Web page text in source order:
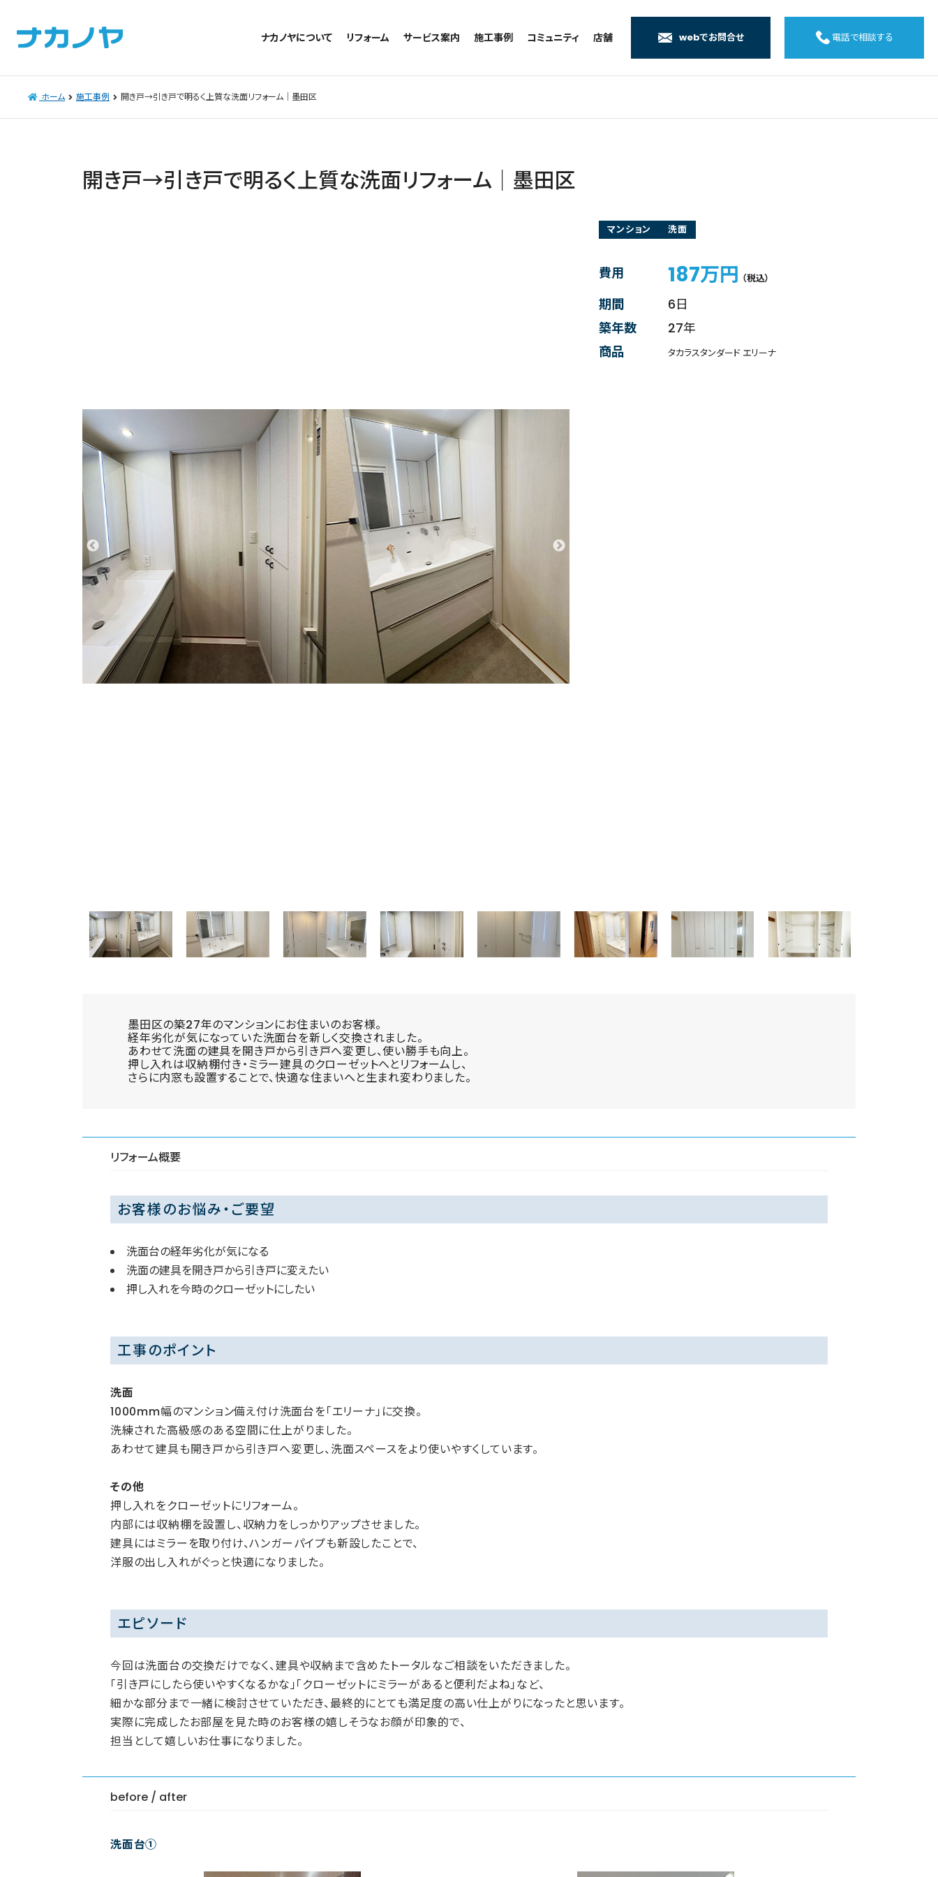
ナカノヤについて リフォーム
お風呂のリフォーム
洗面台のリフォーム
内装のリフォーム
水回りのリフォーム
サービス案内
相談室・よくある質問
施工事例
トイレの施工事例
キッチンの施工事例
コミュニティ
アルブル通信
ブログ
店舗
墨田店
日本橋店
webでお問合せ 電話で相談する
ホーム 施工事例 開き戸→引き戸で明るく上質な洗面リフォーム│墨田区
開き戸→引き戸で明るく上質な洗面リフォーム│墨田区
マンション 洗面
費用 187万円 （税込）
期間
6日
築年数
27年
商品
タカラスタンダード エリーナ
墨田区の築27年のマンションにお住まいのお客様。
経年劣化が気になっていた洗面台を新しく交換されました。
あわせて洗面の建具を開き戸から引き戸へ変更し、使い勝手も向上。
押し入れは収納棚付き・ミラー建具のクローゼットへとリフォームし、
さらに内窓も設置することで、快適な住まいへと生まれ変わりました。
リフォーム概要
お客様のお悩み・ご要望
洗面台の経年劣化が気になる
洗面の建具を開き戸から引き戸に変えたい
押し入れを今時のクローゼットにしたい
工事のポイント
洗面
1000mm幅のマンション備え付け洗面台を「エリーナ」に交換。
洗練された高級感のある空間に仕上がりました。
あわせて建具も開き戸から引き戸へ変更し、洗面スペースをより使いやすくしています。
その他
押し入れをクローゼットにリフォーム。
内部には収納棚を設置し、収納力をしっかりアップさせました。
建具にはミラーを取り付け、ハンガーパイプも新設したことで、
洋服の出し入れがぐっと快適になりました。
エピソード
今回は洗面台の交換だけでなく、建具や収納まで含めたトータルなご相談をいただきました。
「引き戸にしたら使いやすくなるかな」「クローゼットにミラーがあると便利だよね」など、
細かな部分まで一緒に検討させていただき、最終的にとても満足度の高い仕上がりになったと思います。
実際に完成したお部屋を見た時のお客様の嬉しそうなお顔が印象的で、
担当として嬉しいお仕事になりました。
before / after
洗面台①